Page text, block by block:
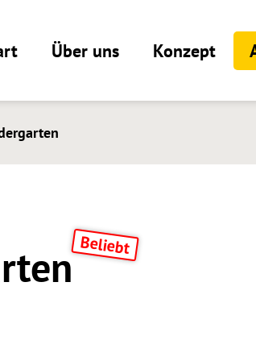
Über uns Konzept